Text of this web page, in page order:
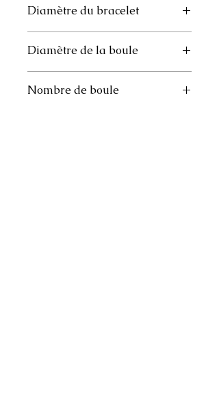
Diamètre du bracelet
- Moyen Modèle : 6 cm
Diamètre de la boule
Nombre de boule